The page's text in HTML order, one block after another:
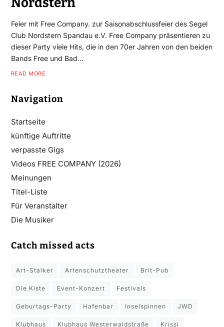
Feier mit Free Company. zur Saisonabschlussfeier des Segel
Club Nordstern Spandau e.V. Free Company präsentieren zu
dieser Party viele Hits, die in den 70er Jahren von den beiden
Bands Free und Bad…
READ MORE
Navigation
Startseite
künftige Auftritte
verpasste Gigs
Videos FREE COMPANY (2026)
Meinungen
Titel-Liste
Für Veranstalter
Die Musiker
Catch missed acts
Art-Stalker Artenschutztheater Brit-Pub
Die Kiste Event-Konzert Festivals
Geburtags-Party Hafenbar Inselspinnen JWD
Klubhaus Klubhaus Westerwaldstraße Krissi